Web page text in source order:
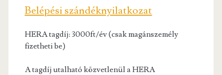
Belépési szándéknyilatkozat
HERA tagdíj: 3000ft/év (csak magánszemély
fizetheti be)
A tagdíj utalható közvetlenül a HERA